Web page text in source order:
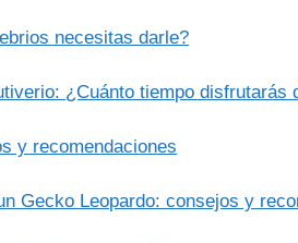
necesitas darle?
¿Cuánto tiempo disfrutarás
y recomendaciones
Gecko Leopardo: consejos y